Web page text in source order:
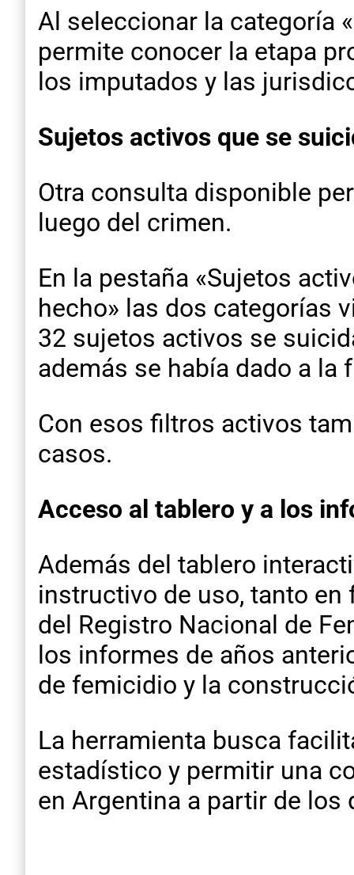
Al seleccionar la categoría
permite conocer la etapa
los imputados y las
Sujetos activos que se
Otra consulta disponible
luego del crimen.
En la pestaña «Sujetos
hecho» las dos categorías
32 sujetos activos se
además se había dado a la
Con esos filtros activos
casos.
Acceso al tablero y a los
Además del tablero
instructivo de uso, tanto
del Registro Nacional de
los informes de años
de femicidio y la
La herramienta busca
estadístico y permitir una
en Argentina a partir de